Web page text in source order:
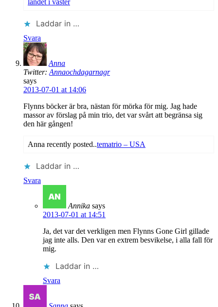
Laddar in …
Svara
Anna
Twitter: Annaochdagarnagr
says
2013-07-01 at 14:06
Flynns böcker är bra, nästan för mörka för mig. Jag hade
massor av förslag på min trio, det var svårt att begränsa sig
den här gången!
Anna recently posted..tematrio – USA
Laddar in …
Svara
Annika says
2013-07-01 at 14:51
Ja, det var det verkligen men Flynns Gone Girl gillade
jag inte alls. Den var en extrem besvikelse, i alla fall för
mig.
Laddar in …
Svara